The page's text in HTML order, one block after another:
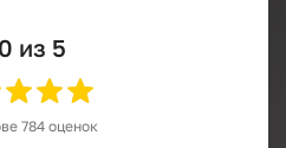
из 5
784оценок